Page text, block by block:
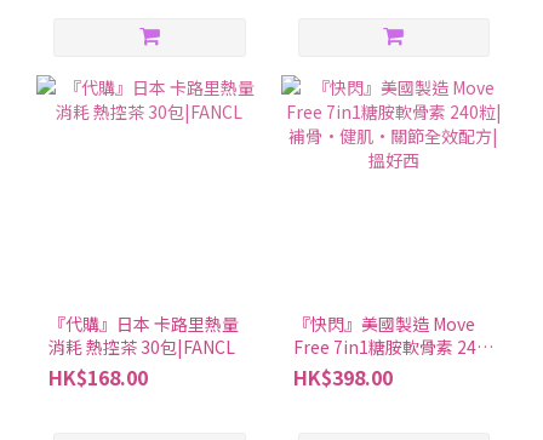
『代購』日本 卡路里熱量
消耗 熱控茶 30包|FANCL
HK$168.00
『快閃』美國製造 Move
Free 7in1糖胺軟骨素 240
粒|補骨·健肌·關節全效
配方|搵好西
HK$398.00